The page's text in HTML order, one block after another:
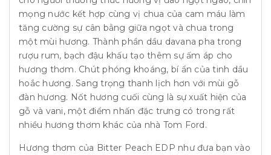
mọng nước kết hợp cùng vị chua của cam máu làm
tăng cường sự cân bằng giữa ngọt và chua trong
một mùi hương. Thành phần dầu davana pha trong
rượu rum, bạch đậu khấu tạo thêm sự ấm áp cho
hương thơm. Chút phóng khoáng, bí ẩn của tinh dầu
hoắc hương. Sang trọng thanh lịch hơn với mùi gỗ
đàn hương. Nốt hương cuối cùng là sự xuất hiện của
gỗ và vani, một điểm nhấn đặc trưng có trong rất
nhiều hương thơm khác của nhà Tom Ford.
Hương thơm của Bitter Peach EDP như đưa bạn vào